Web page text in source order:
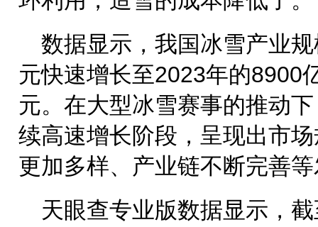
数据显示，我国冰雪产业
元快速增长至2023年的8900
元。在大型冰雪赛事的推动
续高速增长阶段，呈现出市
更加多样、产业链不断完善
天眼查专业版数据显示，